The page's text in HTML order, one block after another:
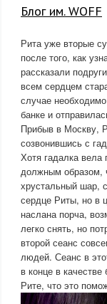
Блог им. WOFF
Рита уже вторые
после того, как
рассказали
всем сердцем
случае
банке и
Прибыв в Москву,
созвонившись с
Хотя гадалка
должным образом,
хрустальный шар,
сердце Риты, но в
наслана порча,
легко снять, но
второй сеанс
людей. Сеанс в
в конце в
Рите, что это